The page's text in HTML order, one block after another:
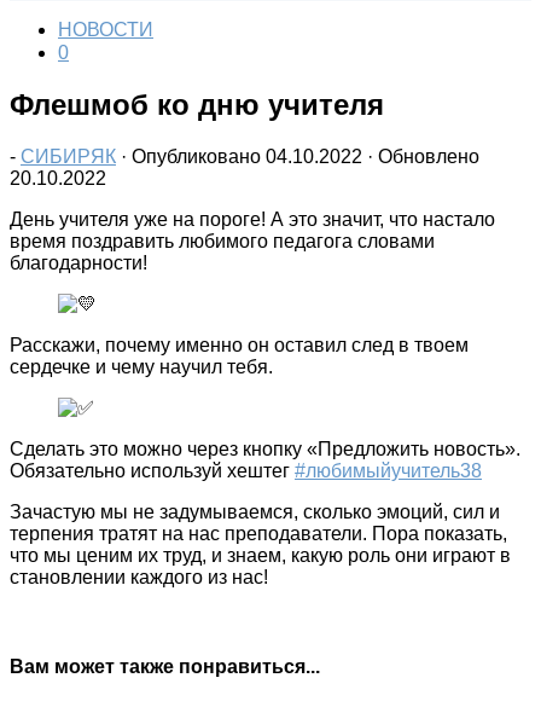
НОВОСТИ
0
Флешмоб ко дню учителя
- СИБИРЯК · Опубликовано 04.10.2022 · Обновлено
20.10.2022
День учителя уже на пороге! А это значит, что настало
время поздравить любимого педагога словами
благодарности!
Расскажи, почему именно он оставил след в твоем
сердечке и чему научил тебя.
Сделать это можно через кнопку «Предложить новость».
Обязательно используй хештег #любимыйучитель38
Зачастую мы не задумываемся, сколько эмоций, сил и
терпения тратят на нас преподаватели. Пора показать,
что мы ценим их труд, и знаем, какую роль они играют в
становлении каждого из нас!
Вам может также понравиться...